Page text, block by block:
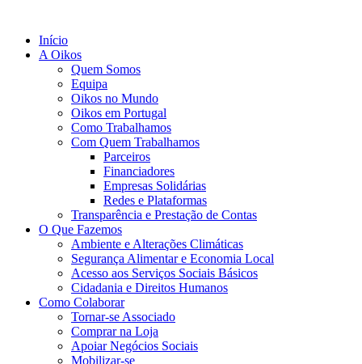
Início
A Oikos
Quem Somos
Equipa
Oikos no Mundo
Oikos em Portugal
Como Trabalhamos
Com Quem Trabalhamos
Parceiros
Financiadores
Empresas Solidárias
Redes e Plataformas
Transparência e Prestação de Contas
O Que Fazemos
Ambiente e Alterações Climáticas
Segurança Alimentar e Economia Local
Acesso aos Serviços Sociais Básicos
Cidadania e Direitos Humanos
Como Colaborar
Tornar-se Associado
Comprar na Loja
Apoiar Negócios Sociais
Mobilizar-se